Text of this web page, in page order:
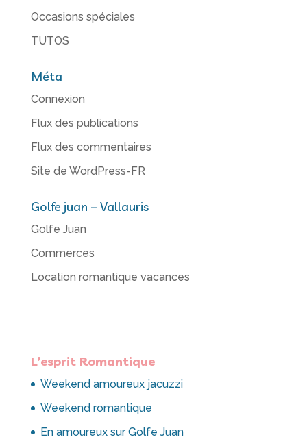
Occasions spéciales
TUTOS
Méta
Connexion
Flux des publications
Flux des commentaires
Site de WordPress-FR
Golfe juan – Vallauris
Golfe Juan
Commerces
Location romantique vacances
L’esprit Romantique
Weekend amoureux jacuzzi
Weekend romantique
En amoureux sur Golfe Juan